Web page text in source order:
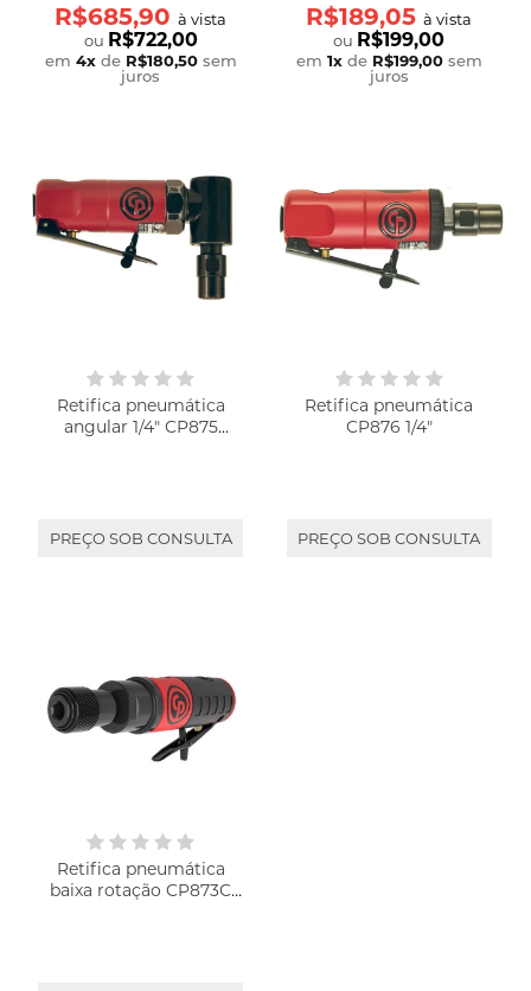
ou R$722,00
em 4xde R$180,50 sem
juros
R$685,90 à vista
ou R$199,00
em 1xde R$199,00 sem
juros
R$189,05 à vista
Retifica pneumática
angular 1/4" CP875
PREÇO SOB CONSULTA
Retifica pneumática
CP876 1/4"
PREÇO SOB CONSULTA
Retifica pneumática
baixa rotação CP873C